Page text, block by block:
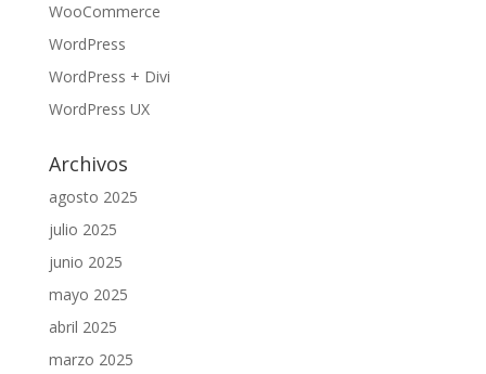
WooCommerce
WordPress
WordPress + Divi
WordPress UX
Archivos
agosto 2025
julio 2025
junio 2025
mayo 2025
abril 2025
marzo 2025